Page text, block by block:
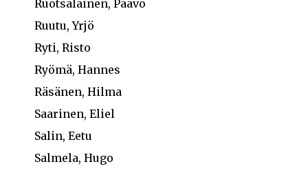
Ruotsalainen, Paavo
Ruutu, Yrjö
Ryti, Risto
Ryömä, Hannes
Räsänen, Hilma
Saarinen, Eliel
Salin, Eetu
Salmela, Hugo